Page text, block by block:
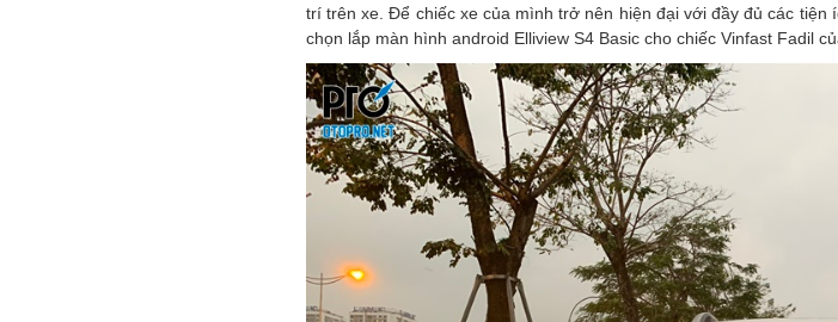
trí trên xe. Để chiếc xe của mình trở nên hiện đại với đầy đủ các
chọn lắp màn hình android Elliview S4 Basic cho chiếc Vinfast Fadil